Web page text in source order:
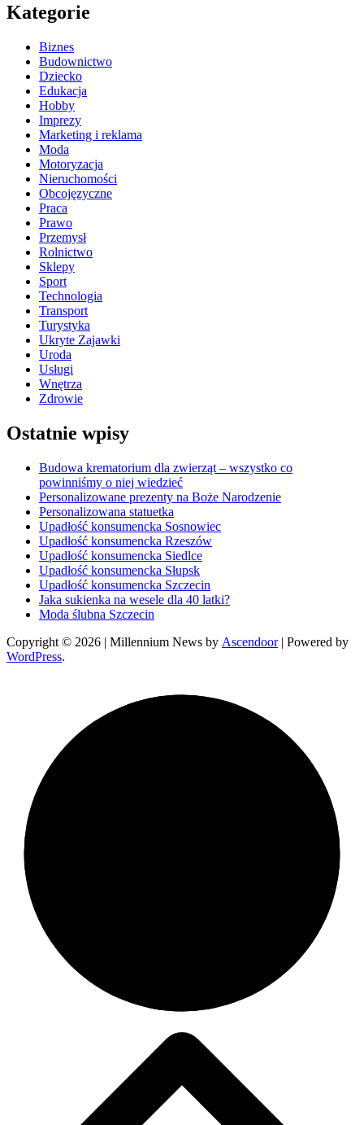
Kategorie
Biznes
Budownictwo
Dziecko
Edukacja
Hobby
Imprezy
Marketing i reklama
Moda
Motoryzacja
Nieruchomości
Obcojęzyczne
Praca
Prawo
Przemysł
Rolnictwo
Sklepy
Sport
Technologia
Transport
Turystyka
Ukryte Zajawki
Uroda
Usługi
Wnętrza
Zdrowie
Ostatnie wpisy
Budowa krematorium dla zwierząt – wszystko co
powinniśmy o niej wiedzieć
Personalizowane prezenty na Boże Narodzenie
Personalizowana statuetka
Upadłość konsumencka Sosnowiec
Upadłość konsumencka Rzeszów
Upadłość konsumencka Siedlce
Upadłość konsumencka Słupsk
Upadłość konsumencka Szczecin
Jaka sukienka na wesele dla 40 latki?
Moda ślubna Szczecin
Copyright © 2026 | Millennium News by Ascendoor| Powered by
WordPress.